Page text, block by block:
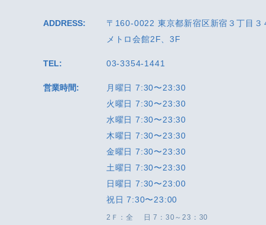
ADDRESS:
〒160-0022 東京都新宿区新宿３丁目
メトロ会館2F、3F
TEL: 03-3354-1441
営業時間:
月曜日 7:30〜23:30
火曜日 7:30〜23:30
水曜日 7:30〜23:30
木曜日 7:30〜23:30
金曜日 7:30〜23:30
土曜日 7:30〜23:30
日曜日 7:30〜23:00
祝日 7:30〜23:00
2Ｆ：全 日 7：30～23：30